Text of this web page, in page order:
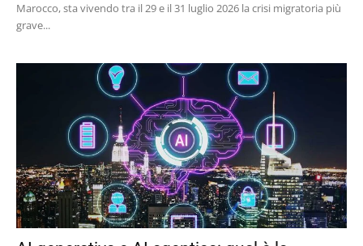
Marocco, sta vivendo tra il 29 e il 31 luglio 2026 la crisi migratoria più
grave...